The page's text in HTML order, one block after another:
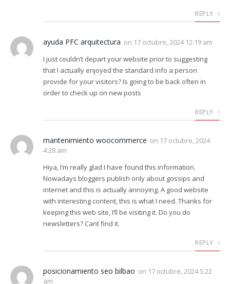
REPLY
ayuda PFC arquitectura on 17 octubre, 2024 12:19 am
I just couldn’t depart your website prior to suggesting
that I actually enjoyed the standard info a person
provide for your visitors? Is going to be back often in
order to check up on new posts
REPLY
mantenimiento woocommerce on 17 octubre, 2024
4:28 am
Hiya, I’m really glad I have found this information.
Nowadays bloggers publish only about gossips and
internet and this is actually annoying. A good website
with interesting content, this is what I need. Thanks for
keeping this web site, I’ll be visiting it. Do you do
newsletters? Cant find it.
REPLY
posicionamiento seo bilbao on 17 octubre, 2024 5:22
am